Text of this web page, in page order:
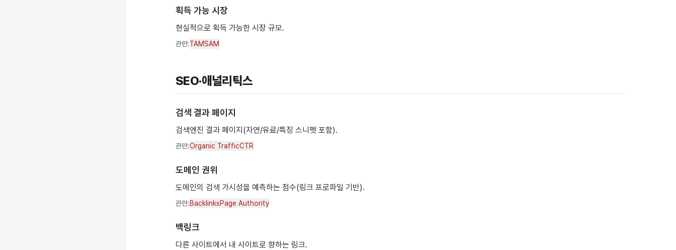
획득 가능 시장
현실적으로 획득 가능한 시장 규모.
관련:TAMSAM
SEO·애널리틱스
검색 결과 페이지
검색엔진 결과 페이지(자연/유료/특징 스니펫 포함).
관련:Organic TrafficCTR
도메인 권위
도메인의 검색 가시성을 예측하는 점수(링크 프로파일 기반).
관련:BacklinksPage Authority
백링크
다른 사이트에서 내 사이트로 향하는 링크.